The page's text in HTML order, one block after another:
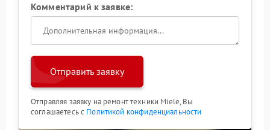
Комментарий к заявке:
Отправить заявку
Отправляя заявку на ремонт техники Miele, Вы
соглашаетесь с Политикой конфиденциальности